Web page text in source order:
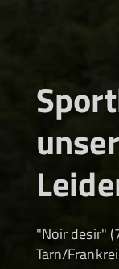
"Noir desir"
Tarn/